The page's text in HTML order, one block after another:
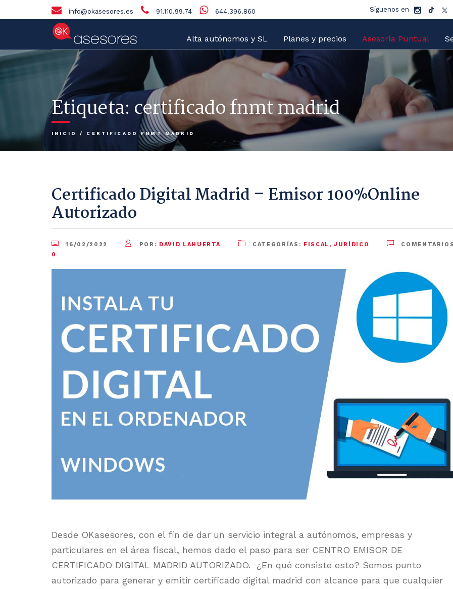
info@okasesores.es 91.110.99.74 644.396.860 Síguenos en
Alta autónomos y SL Planes y precios Asesoría Puntual
Etiqueta: certificado fnmt madrid
INICIO / CERTIFICADO FNMT MADRID
Certificado Digital Madrid – Emisor 100%Online
Autorizado
16/02/2022 POR: DAVID LAHUERTA CATEGORÍAS: FISCAL ,JURÍDICO
0
Desde OKasesores, con el fin de dar un servicio integral a autónomos, empresas y
particulares en el área fiscal, hemos dado el paso para ser CENTRO EMISOR DE
CERTIFICADO DIGITAL MADRID AUTORIZADO. ¿En qué consiste esto? Somos punto
autorizado para generar y emitir certificado digital madrid con alcance para que cualquier